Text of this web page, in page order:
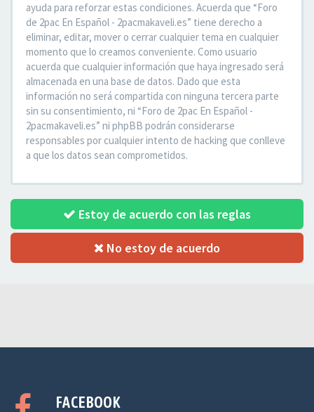
ayuda para reforzar estas condiciones. Acuerda que “Foro
de 2pac En Español - 2pacmakaveli.es” tiene derecho a
eliminar, editar, mover o cerrar cualquier tema en cualquier
momento que lo creamos conveniente. Como usuario
acuerda que cualquier información que haya ingresado será
almacenada en una base de datos. Dado que esta
información no será compartida con ninguna tercera parte
sin su consentimiento, ni “Foro de 2pac En Español -
2pacmakaveli.es” ni phpBB podrán considerarse
responsables por cualquier intento de hacking que conlleve
a que los datos sean comprometidos.
Estoy de acuerdo con las reglas
No estoy de acuerdo
FACEBOOK